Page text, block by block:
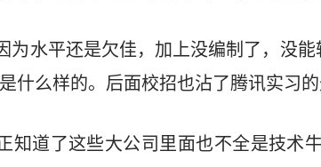
为水平还是欠佳，加上没编制了，没
什么样的。后面校招也沾了腾讯实习
知道了这些大公司里面也不全是技术